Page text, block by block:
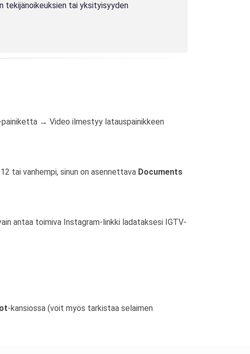
tekijänoikeuksien tai yksityisyyden
painiketta → Video ilmestyy latauspainikkeen
tai vanhempi, sinun on asennettava Documents
antaa toimiva Instagram-linkki ladataksesi IGTV-
-kansiossa (voit myös tarkistaa selaimen